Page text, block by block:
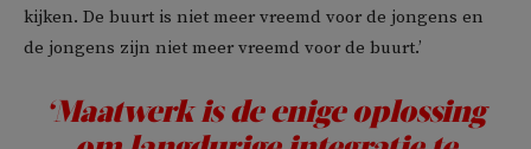
kijken. De buurt is niet meer vreemd voor de jongens en
de jongens zijn niet meer vreemd voor de buurt.’
‘Maatwerk is de enige oplossing